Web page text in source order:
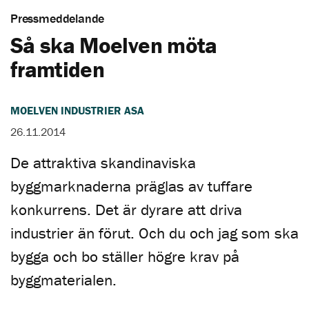
Pressmeddelande
Så ska Moelven möta
framtiden
MOELVEN INDUSTRIER ASA
26.11.2014
De attraktiva skandinaviska
byggmarknaderna präglas av tuffare
konkurrens. Det är dyrare att driva
industrier än förut. Och du och jag som ska
bygga och bo ställer högre krav på
byggmaterialen.